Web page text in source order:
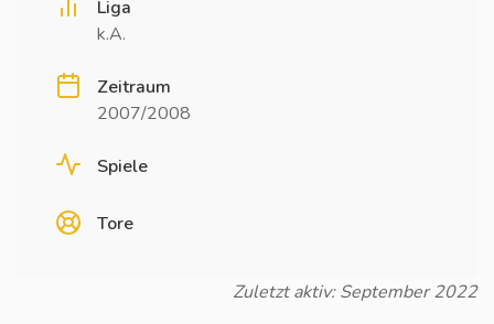
Liga
k.A.
Zeitraum
2007/2008
Spiele
Tore
Zuletzt aktiv: September 2022